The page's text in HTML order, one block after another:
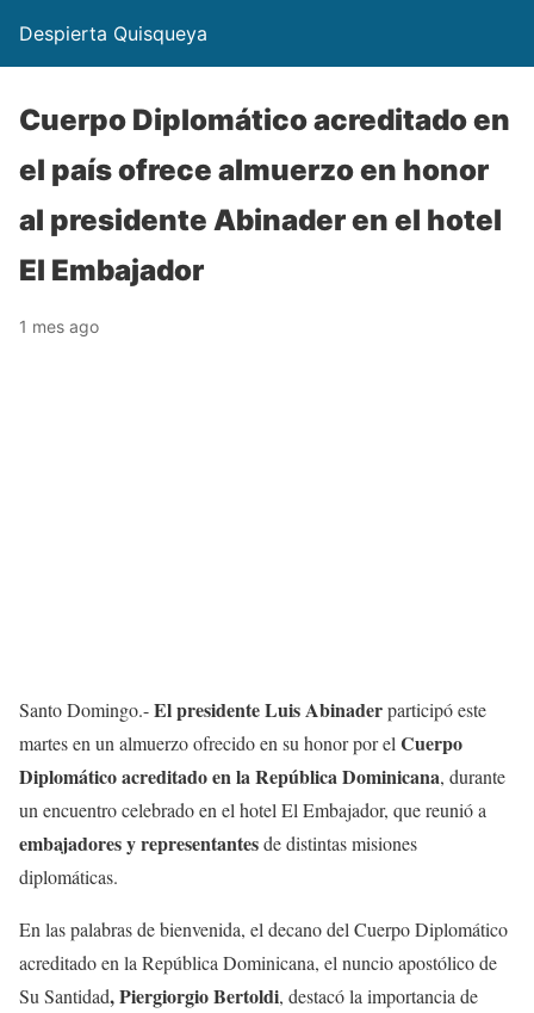
Despierta Quisqueya
Cuerpo Diplomático acreditado en
el país ofrece almuerzo en honor
al presidente Abinader en el hotel
El Embajador
1 mes ago
Santo Domingo.-El presidente Luis Abinaderparticipó este
martes en un almuerzo ofrecido en su honor por el Cuerpo
Diplomático acreditado en la República Dominicana, durante
un encuentro celebrado en el hotel El Embajador, que reunió a
embajadores y representantesde distintas misiones
diplomáticas.
En las palabras de bienvenida, el decano del Cuerpo Diplomático
acreditado en la República Dominicana, el nuncio apostólico de
Su Santidad, Piergiorgio Bertoldi, destacó la importancia de